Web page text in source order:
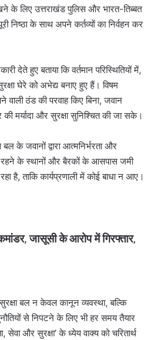
के लिए उत्तराखंड पुलिस और भारत-तिब्बत
निष्ठा के साथ अपने कर्तव्यों का निर्वहन कर
देते हुए बताया कि वर्तमान परिस्थितियों में,
घेरे को अभेद्य बनाए हुए हैं। विषम
वाली ठंड की परवाह किए बिना, जवान
मर्यादा और सुरक्षा सुनिश्चित की जा सके।
के जवानों द्वारा आत्मनिर्भरता और
के स्थानों और बैरकों के आसपास जमी
है, ताकि कार्यप्रणाली में कोई बाधा न आए।
जासूसी के आरोप में गिरफ्तार,
बल न केवल कानून व्यवस्था, बल्कि
से निपटने के लिए भी हर समय तैयार
सेवा और सुरक्षा’ के ध्येय वाक्य को चरितार्थ